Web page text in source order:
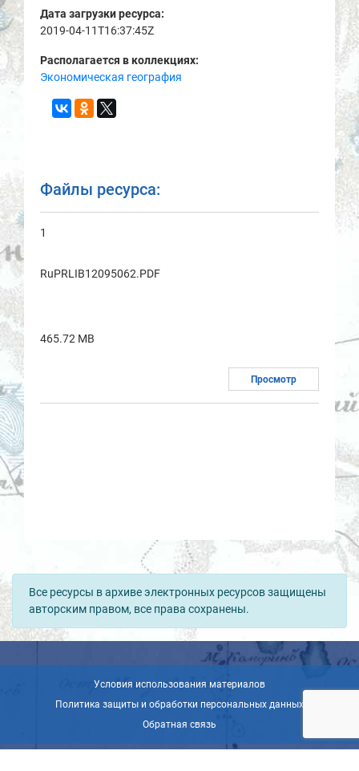
Дата загрузки ресурса:
2019-04-11T16:37:45Z
Располагается в коллекциях:
Экономическая география
Файлы ресурса:
1
RuPRLIB12095062.PDF
465.72 MB
Просмотр
Все ресурсы в архиве электронных ресурсов защищены
авторским правом, все права сохранены.
Условия использования материалов
Политика защиты и обработки персональных данных
Обратная связь